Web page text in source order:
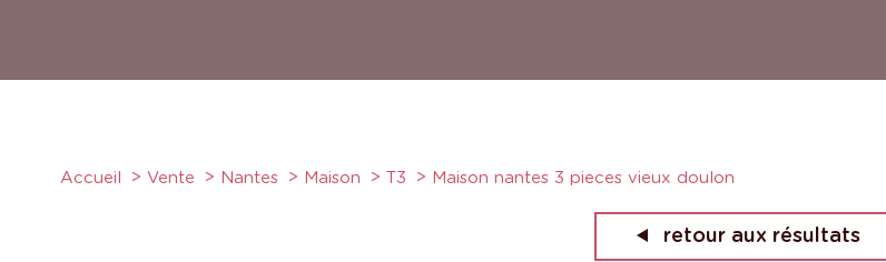
Accueil Vente Nantes Maison T3 Maison nantes 3 pieces vieux doulon
retour aux résultats